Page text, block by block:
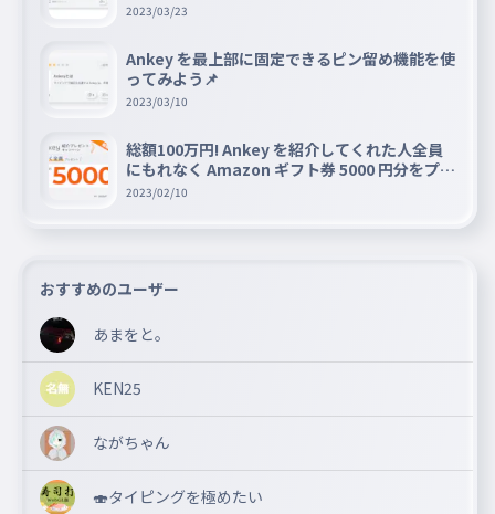
2023/03/23
Ankey を最上部に固定できるピン留め機能を使
ってみよう📌
2023/03/10
総額100万円! Ankey を紹介してくれた人全員
にもれなく Amazon ギフト券 5000 円分をプレ
ゼントキャンペーン!!
2023/02/10
おすすめのユーザー
あまをと。
KEN25
ながちゃん
🍣タイピングを極めたい